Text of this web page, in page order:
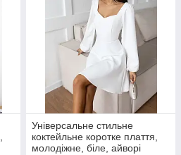
Універсальне стильне
коктейльне коротке плаття,
молодіжне, біле, айворі